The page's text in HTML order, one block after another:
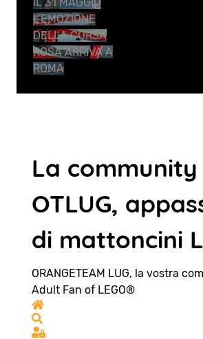
L’EMOZIONE
DELLA CORSA
ROSA ARRIVA A
ROMA
La community
OTLUG,
di mattoncini
ORANGETEAM LUG, la vostra
Adult Fan of LEGO®
Home
Sign In